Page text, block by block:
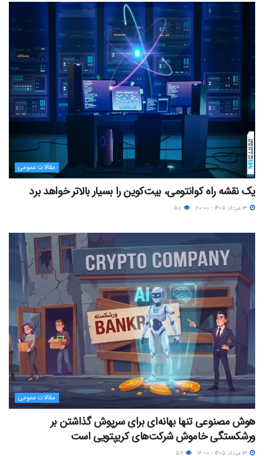
مقالات عمومی
یک نقشه راه کوانتومی، بیت‌کوین را بسیار بالاتر خواهد برد
مقالات عمومی
هوش مصنوعی تنها بهانه‌ای برای سرپوش گذاشتن بر
ورشکستگی خاموش شرکت‌های کریپتویی است